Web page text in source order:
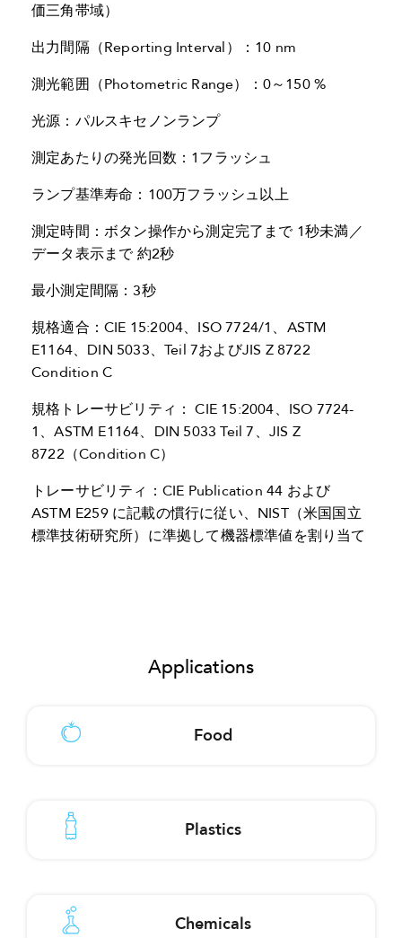
価三角帯域）
出力間隔（Reporting Interval）：10 nm
測光範囲（Photometric Range）：0～150 %
光源：パルスキセノンランプ
測定あたりの発光回数：1フラッシュ
ランプ基準寿命：100万フラッシュ以上
測定時間：ボタン操作から測定完了まで 1秒未満／
データ表示まで 約2秒
最小測定間隔：3秒
規格適合：CIE 15:2004、ISO 7724/1、ASTM
E1164、DIN 5033、Teil 7およびJIS Z 8722
Condition C
規格トレーサビリティ： CIE 15:2004、ISO 7724-
1、ASTM E1164、DIN 5033 Teil 7、JIS Z
8722（Condition C）
トレーサビリティ：CIE Publication 44 および
ASTM E259 に記載の慣行に従い、NIST（米国国立
標準技術研究所）に準拠して機器標準値を割り当て
Applications
Food
Plastics
Chemicals